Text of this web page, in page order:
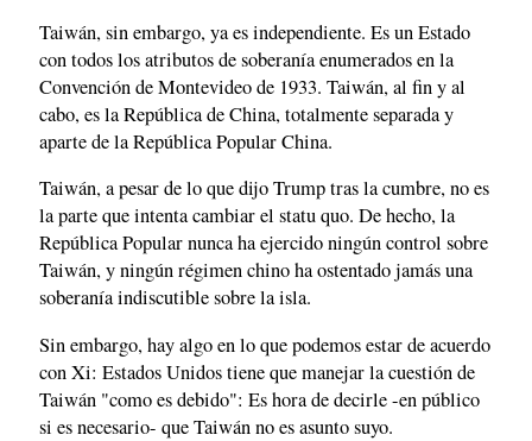
Taiwán, sin embargo, ya es independiente. Es un Estado
con todos los atributos de soberanía enumerados en la
Convención de Montevideo de 1933. Taiwán, al fin y al
cabo, es la República de China, totalmente separada y
aparte de la República Popular China.
Taiwán, a pesar de lo que dijo Trump tras la cumbre, no es
la parte que intenta cambiar el statu quo. De hecho, la
República Popular nunca ha ejercido ningún control sobre
Taiwán, y ningún régimen chino ha ostentado jamás una
soberanía indiscutible sobre la isla.
Sin embargo, hay algo en lo que podemos estar de acuerdo
con Xi: Estados Unidos tiene que manejar la cuestión de
Taiwán "como es debido": Es hora de decirle -en público
si es necesario- que Taiwán no es asunto suyo.